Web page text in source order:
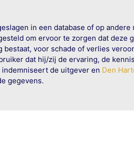
in een database of op andere
om ervoor te zorgen dat deze
voor schade of verlies
dat hij/zij de ervaring, de
de uitgever en Den
gegevens.